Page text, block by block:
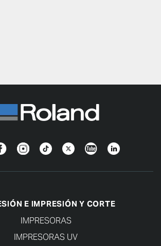
InstagramTikTokTwitterYouTubeLinkedin
E IMPRESIÓN Y CORTE
IMPRESORAS
IMPRESORAS UV